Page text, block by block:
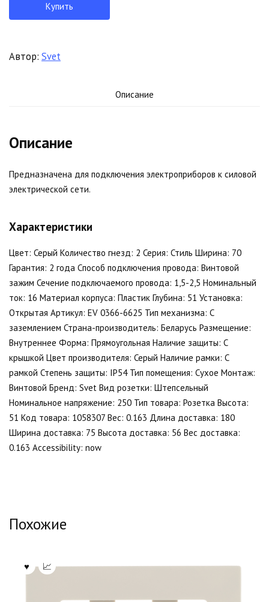
Купить
Автор: Svet
Описание
Описание
Предназначена для подключения электроприборов к силовой
электрической сети.
Характеристики
Цвет: Серый Количество гнезд: 2 Серия: Стиль Ширина: 70
Гарантия: 2 года Способ подключения провода: Винтовой
зажим Сечение подключаемого провода: 1,5-2,5 Номинальный
ток: 16 Материал корпуса: Пластик Глубина: 51 Установка:
Открытая Артикул: EV 0366-6625 Тип механизма: С
заземлением Страна-производитель: Беларусь Размещение:
Внутреннее Форма: Прямоугольная Наличие защиты: С
крышкой Цвет производителя: Серый Наличие рамки: С
рамкой Степень защиты: IP54 Тип помещения: Сухое Монтаж:
Винтовой Бренд: Svet Вид розетки: Штепсельный
Номинальное напряжение: 250 Тип товара: Розетка Высота:
51 Код товара: 1058307 Вес: 0.163 Длина доставка: 180
Ширина доставка: 75 Высота доставка: 56 Вес доставка:
0.163 Accessibility: now
Похожие